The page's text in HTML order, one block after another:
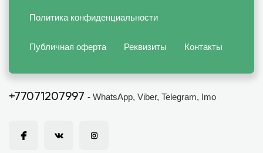
Политика конфиденциальности
Публичная оферта Реквизиты Контакты
+77071207997 - WhatsApp, Viber, Telegram, Imo